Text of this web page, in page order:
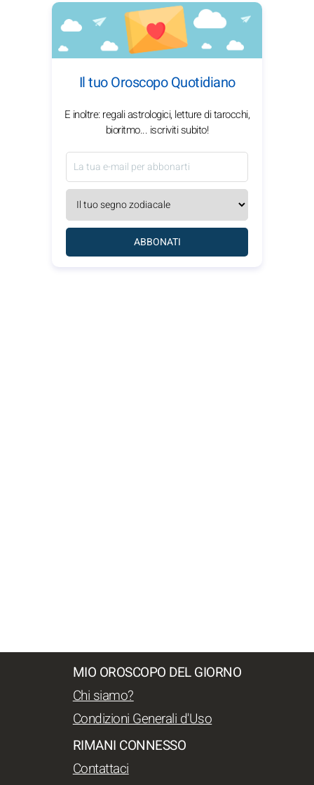
Il tuo Oroscopo Quotidiano
E inoltre: regali astrologici, letture di tarocchi,
bioritmo... iscriviti subito!
ABBONATI
MIO OROSCOPO DEL GIORNO
Chi siamo?
Condizioni Generali d'Uso
RIMANI CONNESSO
Contattaci